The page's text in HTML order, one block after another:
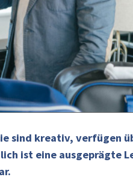
sind kreativ, verfügen
ist eine ausgeprägte